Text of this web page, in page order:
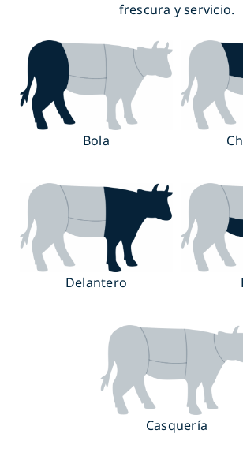
frescura y servicio.
Bola
Delantero
Casquería